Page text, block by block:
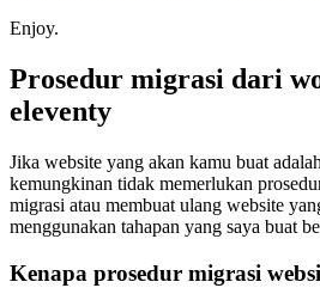
Enjoy.
Prosedur migrasi dari
eleventy
Jika website yang akan kamu buat
kemungkinan tidak memerlukan
migrasi atau membuat ulang website
menggunakan tahapan yang saya buat
Kenapa prosedur migrasi